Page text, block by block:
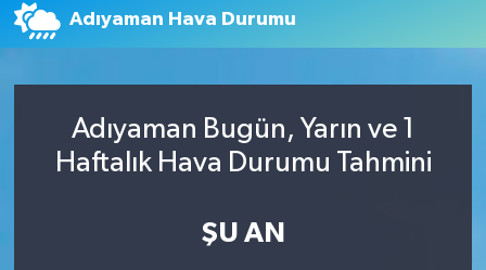
Adıyaman Hava Durumu
Adıyaman Bugün, Yarın ve 1
Haftalık Hava Durumu Tahmini
ŞU AN
NASIL İZLERİM?
KÜNYE